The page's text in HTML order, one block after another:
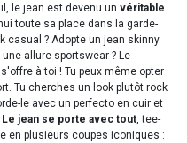
le jean est devenu un véritable
toute sa place dans la garde-
casual ? Adopte un jean skinny
allure sportswear ? Le
à toi ! Tu peux même opter
Tu cherches un look plutôt rock
le avec un perfecto en cuir et
Le jean se porte avec tout, tee-
en plusieurs coupes iconiques :